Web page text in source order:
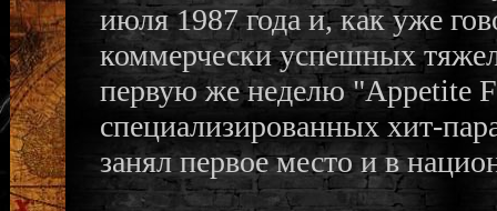
июля 1987 года и, как уже
коммерчески успешных
первую же неделю "Appetite
специализированных хит-
занял первое место и в